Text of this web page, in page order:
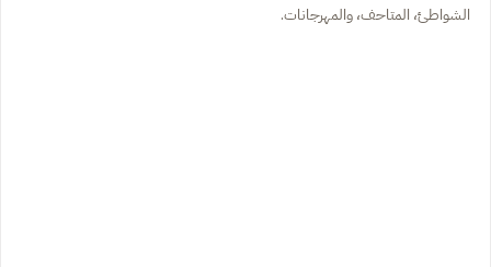
الشواطئ، المتاحف، والمهرجانات.